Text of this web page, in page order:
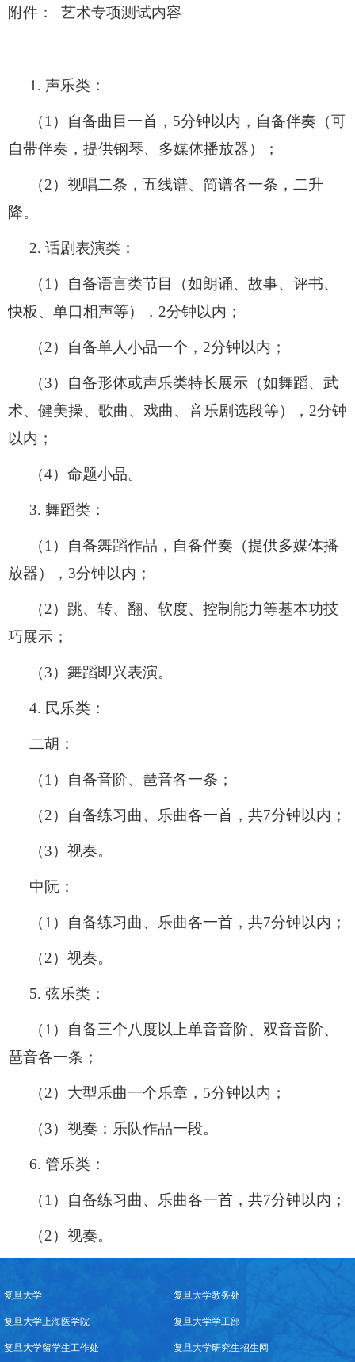
附件： 艺术专项测试内容
1. 声乐类：
（1）自备曲目一首， 5分钟以内，自备伴奏（可
自带伴奏，提供钢琴、多媒体播放器）；
（2）视唱二条，五线谱、简谱各一条，二升
降。
2.话剧表演类：
（1）自备语言类节目（如朗诵、故事、评书、
快板、单口相声等）， 2分钟以内；
（2）自备单人小品一个，2分钟以内；
（3）自备形体或声乐类特长展示（如舞蹈、武
术、健美操、歌曲、戏曲、音乐剧选段等）， 2分钟
以内；
（4）命题小品。
3. 舞蹈类：
（1）自备舞蹈作品，自备伴奏（提供多媒体播
放器）， 3分钟以内；
（2）跳、转、翻、软度、控制能力等基本功技
巧展示；
（3）舞蹈即兴表演。
4. 民乐类：
二胡：
（1）自备音阶、琶音各一条；
（2）自备练习曲、乐曲各一首，共7分钟以内；
（3）视奏。
中阮：
（1）自备练习曲、乐曲各一首，共7分钟以内；
（2）视奏。
5.弦乐类：
（1）自备三个八度以上单音音阶、双音音阶、
琶音各一条；
（2）大型乐曲一个乐章， 5分钟以内；
（3）视奏：乐队作品一段。
6.管乐类：
（1）自备练习曲、乐曲各一首，共7分钟以内；
（2）视奏。
复旦大学 复旦大学教务处
复旦大学上海医学院 复旦大学学工部
复旦大学留学生工作处 复旦大学研究生招生网